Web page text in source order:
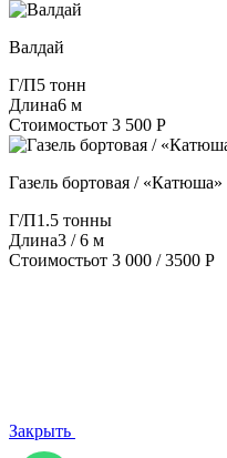
Валдай
Г/П5 тонн
Длина6 м
Стоимостьот 3 500 Р
Газель бортовая / «Катюша»
Г/П1.5 тонны
Длина3 / 6 м
Стоимостьот 3 000 / 3500 Р
Закрыть